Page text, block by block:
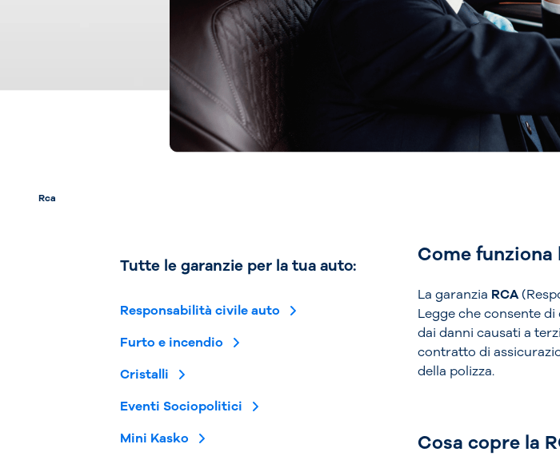
Rca
Come
La garanzia RCA
Legge che consente
dai danni causati a
contratto di
della polizza.
Cosa copre la
Tutte le garanzie per la tua auto:
Responsabilità civile auto
Furto e incendio
Cristalli
Eventi Sociopolitici
Mini Kasko